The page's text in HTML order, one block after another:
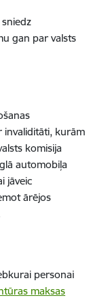
sniedz
gan par valsts
invaliditāti, kurām
komisija
automobiļa
jāveic
ārējos
personai
maksas